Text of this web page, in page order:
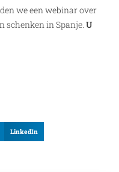
we een webinar over
schenken in Spanje. U
LinkedIn